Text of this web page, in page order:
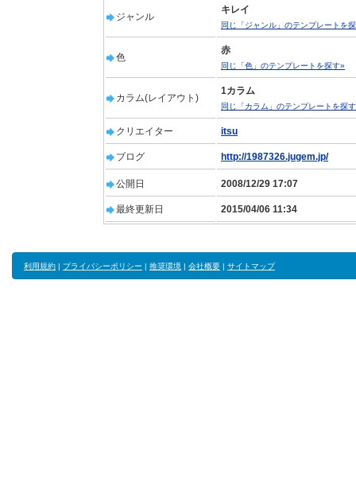
ジャンル
キレイ
同じ「ジャンル」のテンプレートを
色
赤
同じ「色」のテンプレートを探す»
カラム(レイアウト)
1カラム
同じ「カラム」のテンプレートを探
クリエイター itsu
ブログ http://1987326.jugem.jp/
公開日 2008/12/29 17:07
最終更新日 2015/04/06 11:34
利用規約 | プライバシーポリシー | 推奨環境 | 会社概要 | サイトマップ